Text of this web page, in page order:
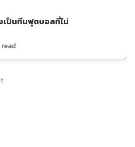
เป็นทีมฟุตบอลที่ไม่
read